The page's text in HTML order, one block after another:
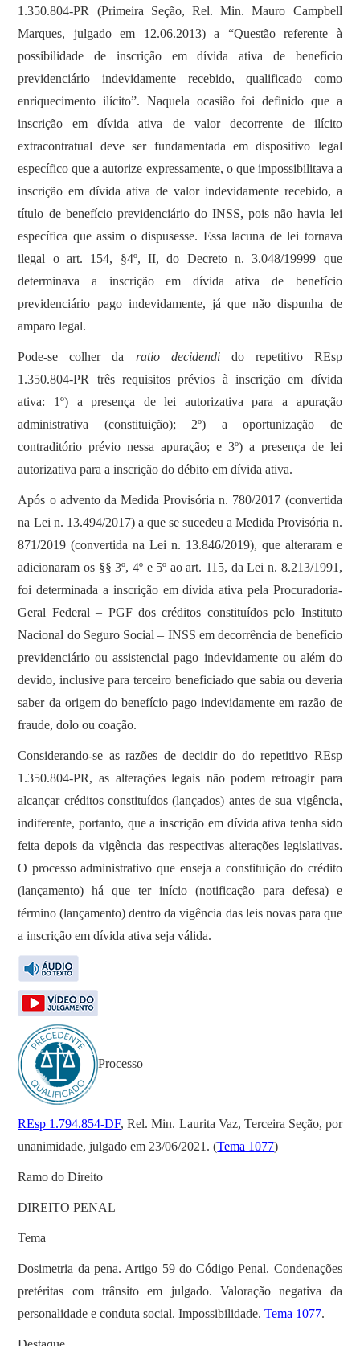
1.350.804-PR (Primeira Seção, Rel. Min. Mauro Campbell
Marques, julgado em 12.06.2013) a “Questão referente à
possibilidade de inscrição em dívida ativa de benefício
previdenciário indevidamente recebido, qualificado como
enriquecimento ilícito”. Naquela ocasião foi definido que a
inscrição em dívida ativa de valor decorrente de ilícito
extracontratual deve ser fundamentada em dispositivo legal
específico que a autorize expressamente, o que impossibilitava a
inscrição em dívida ativa de valor indevidamente recebido, a
título de benefício previdenciário do INSS, pois não havia lei
específica que assim o dispusesse. Essa lacuna de lei tornava
ilegal o art. 154, §4º, II, do Decreto n. 3.048/19999 que
determinava a inscrição em dívida ativa de benefício
previdenciário pago indevidamente, já que não dispunha de
amparo legal.
Pode-se colher da ratio decidendido repetitivo REsp
1.350.804-PR três requisitos prévios à inscrição em dívida
ativa: 1º) a presença de lei autorizativa para a apuração
administrativa (constituição); 2º) a oportunização de
contraditório prévio nessa apuração; e 3º) a presença de lei
autorizativa para a inscrição do débito em dívida ativa.
Após o advento da Medida Provisória n. 780/2017 (convertida
na Lei n. 13.494/2017) a que se sucedeu a Medida Provisória n.
871/2019 (convertida na Lei n. 13.846/2019), que alteraram e
adicionaram os §§ 3º, 4º e 5º ao art. 115, da Lei n. 8.213/1991,
foi determinada a inscrição em dívida ativa pela Procuradoria-
Geral Federal – PGF dos créditos constituídos pelo Instituto
Nacional do Seguro Social – INSS em decorrência de benefício
previdenciário ou assistencial pago indevidamente ou além do
devido, inclusive para terceiro beneficiado que sabia ou deveria
saber da origem do benefício pago indevidamente em razão de
fraude, dolo ou coação.
Considerando-se as razões de decidir do do repetitivo REsp
1.350.804-PR, as alterações legais não podem retroagir para
alcançar créditos constituídos (lançados) antes de sua vigência,
indiferente, portanto, que a inscrição em dívida ativa tenha sido
feita depois da vigência das respectivas alterações legislativas.
O processo administrativo que enseja a constituição do crédito
(lançamento) há que ter início (notificação para defesa) e
término (lançamento) dentro da vigência das leis novas para que
a inscrição em dívida ativa seja válida.
Processo
REsp 1.794.854-DF, Rel. Min. Laurita Vaz, Terceira Seção, por
unanimidade, julgado em 23/06/2021. (Tema 1077)
Ramo do Direito
DIREITO PENAL
Tema
Dosimetria da pena. Artigo 59 do Código Penal. Condenações
pretéritas com trânsito em julgado. Valoração negativa da
personalidade e conduta social. Impossibilidade.Tema 1077.